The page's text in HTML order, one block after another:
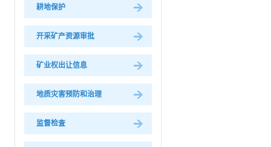
耕地保护
开采矿产资源审批
矿业权出让信息
地质灾害预防和治理
监督检査